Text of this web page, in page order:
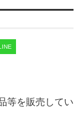
等を販売してい